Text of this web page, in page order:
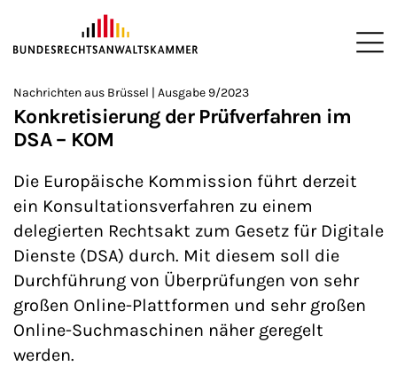
ZUM HAUPTINHALT SPRINGEN
Sie befinden sich hier:
>
Startseite
>
Newsroom
>
Newsletter
>
Nachrichten aus Brüssel
Nachrichten aus Brüssel | Ausgabe 9/2023
Konkretisierung der Prüfverfahren im
DSA – KOM
Die Europäische Kommission führt derzeit
ein Konsultationsverfahren zu einem
delegierten Rechtsakt zum Gesetz für Digitale
Dienste (DSA) durch. Mit diesem soll die
Durchführung von Überprüfungen von sehr
großen Online-Plattformen und sehr großen
Online-Suchmaschinen näher geregelt
werden.